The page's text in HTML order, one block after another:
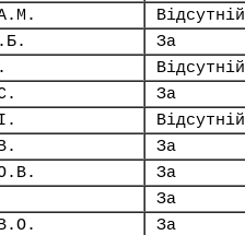
Відсутній
За
Відсутній
За
Відсутній
За
За
За
За